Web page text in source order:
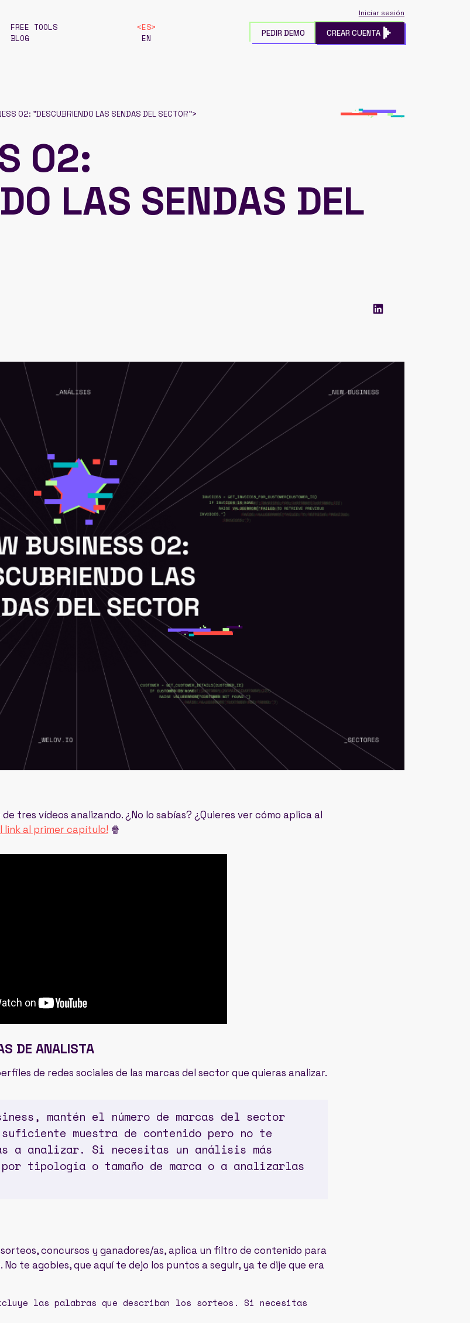
Iniciar sesión
FREE TOOLS
BLOG
ES
EN
PEDIR DEMO CREAR CUENTA
02: "DESCUBRIENDO LAS SENDAS DEL SECTOR">
02:
LAS SENDAS DEL
tres vídeos analizando. ¿No lo sabías? ¿Quieres ver cómo aplica al
link al primer capítulo! 🍿
DE ANALISTA
de redes sociales de las marcas del sectorque quieras analizar.
mantén el número de marcas del sector
muestra de contenido pero no te
a analizar. Si necesitas un análisis más
tipología o tamaño de marca o a analizarlas
concursos y ganadores/as, aplica un filtro de contenido para
te agobies, que aquí te dejo los puntos a seguir, ya te dije que era
las palabras que describan los sorteos. Si necesitas